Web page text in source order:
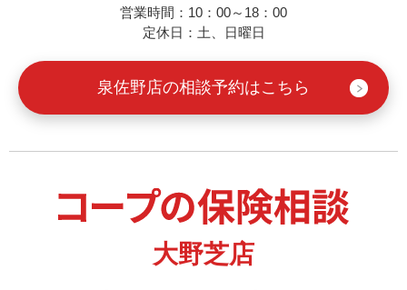
営業時間：10：00～18：00
定休日：土、日曜日
泉佐野店の相談予約はこちら
大野芝店